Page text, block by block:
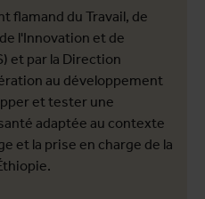
flamand du Travail, de
l'Innovation et de
et par la Direction
au développement
et tester une
adaptée au contexte
et la prise en charge de la